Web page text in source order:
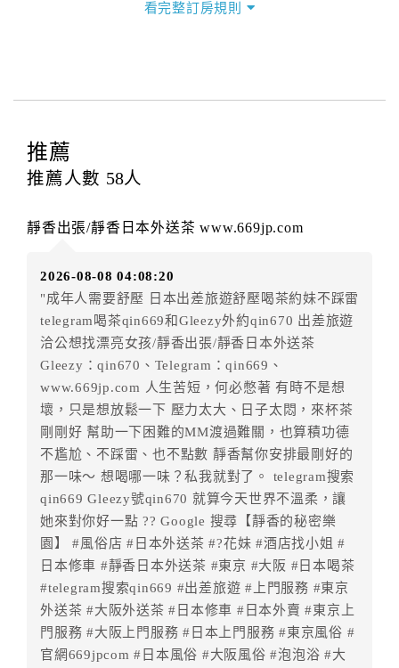
四、訂單異動
提出申辦不得異動訂單。
每筆訂單異動限定
辦理取消退款。
房者應補足差額。（限原訂飯店）
房者不得要求退其差額。（限原訂飯店）
五、保留住宿權益(保留住房)
．訂房者因故辦理訂單異動，本飯店可接受保留住宿金
額3個月
限原訂飯店），異動完成後不得辦理取消退款。
（提出申辦日為保留起算日）
．訂房者使用「保留住宿金額」時，請注意！為避免飯
店客滿，敬請及早計畫，如逾時未提出申辦，視同無條
件放棄訂單（住宿權益）。 （限原訂飯店使用）
．每筆訂單異動限定乙次，限原訂飯店，異動完成後不
得辦理取消退款。
．訂單異動後，訂單費用總計大於原訂單費用總計時，
訂房者應補足差額。 限原訂飯店
．訂單異動後，訂單費用總計小於原訂單費用總計時，
訂房者不得要求退其差額。限原訂飯店
六、取消訂單
訂房者因故取消訂單辦理退款，依下列標準申辦：
◎住房日7天前辦理者，訂單費用扣除總計0%為手續費
看完整訂房規則
推薦
推薦人數 58人
靜香出張/靜香日本外送茶 www.669jp.com
2026-08-08 04:08:20
"成年人需要舒壓 日本出差旅遊舒壓喝茶約妹不踩雷
telegram喝茶qin669和Gleezy外約qin670 出差旅遊
洽公想找漂亮女孩/靜香出張/靜香日本外送茶
Gleezy：qin670、Telegram：qin669、
www.669jp.com 人生苦短，何必憋著 有時不是想
壞，只是想放鬆一下 壓力太大、日子太悶，來杯茶
剛剛好 幫助一下困難的MM渡過難關，也算積功德
不尷尬、不踩雷、也不點數 靜香幫你安排最剛好的
那一味～ 想喝哪一味？私我就對了。 telegram搜索
qin669 Gleezy號qin670 就算今天世界不溫柔，讓
她來對你好一點 ?? Google 搜尋【靜香的秘密樂
園】 #風俗店 #日本外送茶 #?花妹 #酒店找小姐 #
日本修車 #靜香日本外送茶 #東京 #大阪 #日本喝茶
#telegram搜索qin669 #出差旅遊 #上門服務 #東京
外送茶 #大阪外送茶 #日本修車 #日本外賣 #東京上
門服務 #大阪上門服務 #日本上門服務 #東京風俗 #
官網669jpcom #日本風俗 #大阪風俗 #泡泡浴 #大